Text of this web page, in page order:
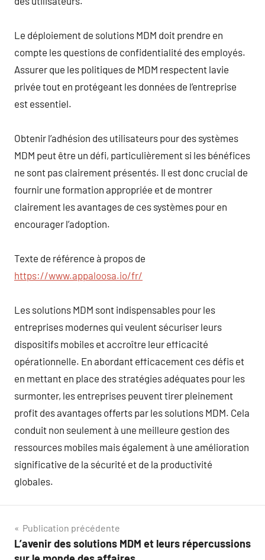
Le déploiement de solutions MDM doit prendre en
compte les questions de confidentialité des employés.
Assurer que les politiques de MDM respectent lavie
privée tout en protégeant les données de l’entreprise
est essentiel.
Obtenir l’adhésion des utilisateurs pour des systèmes
MDM peut être un défi, particulièrement si les bénéfices
ne sont pas clairement présentés. Il est donc crucial de
fournir une formation appropriée et de montrer
clairement les avantages de ces systèmes pour en
encourager l’adoption.
Texte de référence à propos de
https://www.appaloosa.io/fr/
Les solutions MDM sont indispensables pour les
entreprises modernes qui veulent sécuriser leurs
dispositifs mobiles et accroître leur efficacité
opérationnelle. En abordant efficacement ces défis et
en mettant en place des stratégies adéquates pour les
surmonter, les entreprises peuvent tirer pleinement
profit des avantages offerts par les solutions MDM. Cela
conduit non seulement à une meilleure gestion des
ressources mobiles mais également à une amélioration
significative de la sécurité et de la productivité
globales.
Navigation
de
Publication précédente
L’avenir des solutions MDM et leurs répercussions